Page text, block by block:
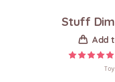
Stuff
Add